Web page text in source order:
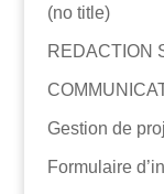
(no title)
REDACTION
Gestion de
Formulaire